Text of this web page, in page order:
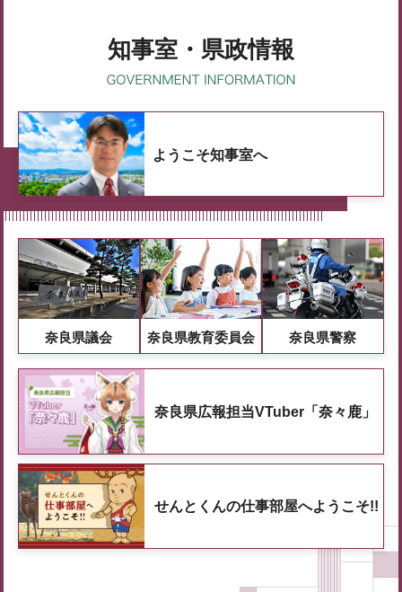
知事室・県政情報
ようこそ知事室へ
奈良県議会 奈良県教育委員会 奈良県警察
奈良県広報担当VTuber「奈々鹿」
せんとくんの仕事部屋へようこそ!!